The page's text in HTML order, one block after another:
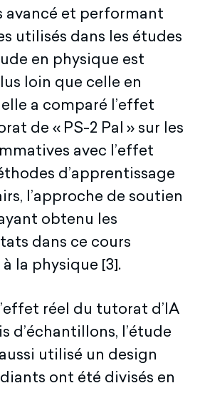
avancé et performant
utilisés dans les études
en physique est
loin que celle en
a comparé l’effet
de « PS-2 Pal » sur les
avec l’effet
d’apprentissage
l’approche de soutien
obtenu les
dans ce cours
la physique [3].
réel du tutorat d’IA
d’échantillons, l’étude
utilisé un design
ont été divisés en